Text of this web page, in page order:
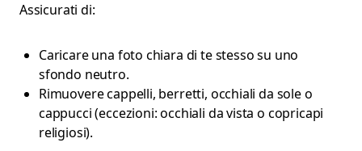
Assicurati di:
Caricare una foto chiara di te stesso su uno
sfondo neutro.
Rimuovere cappelli, berretti, occhiali da sole o
cappucci (eccezioni: occhiali da vista o copricapi
religiosi).